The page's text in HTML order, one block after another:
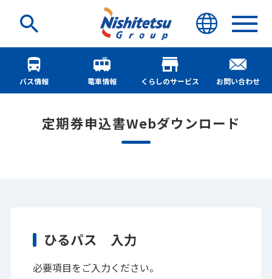
バス情報 電車情報 くらしのサービス お問い合わせ
定期券申込書Webダウンロード
ひるパス 入力
必要項目をご入力ください。